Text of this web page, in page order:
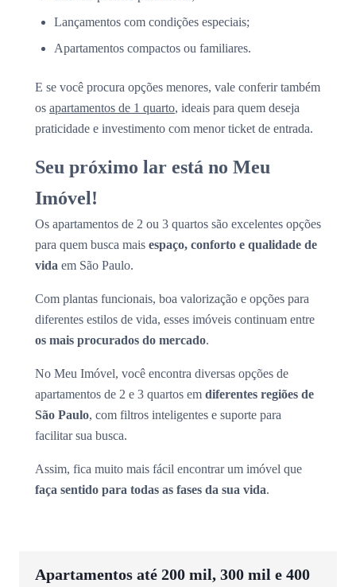
Lançamentos com condições especiais;
Apartamentos compactos ou familiares.
E se você procura opções menores, vale conferir também
os apartamentos de 1 quarto, ideais para quem deseja
praticidade e investimento com menor ticket de entrada.
Seu próximo lar está no Meu
Imóvel!
Os apartamentos de 2 ou 3 quartos são excelentes opções
para quem busca mais espaço, conforto e qualidade de
vida em São Paulo.
Com plantas funcionais, boa valorização e opções para
diferentes estilos de vida, esses imóveis continuam entre
os mais procurados do mercado.
No Meu Imóvel, você encontra diversas opções de
apartamentos de 2 e 3 quartos em diferentes regiões de
São Paulo, com filtros inteligentes e suporte para
facilitar sua busca.
Assim, fica muito mais fácil encontrar um imóvel que
faça sentido para todas as fases da sua vida.
Apartamentos até 200 mil, 300 mil e 400